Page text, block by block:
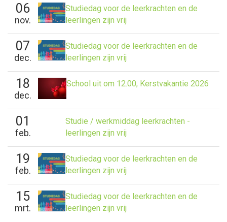
06
nov.
Studiedag voor de leerkrachten en de
leerlingen zijn vrij
07
dec.
Studiedag voor de leerkrachten en de
leerlingen zijn vrij
18
dec.
School uit om 12.00, Kerstvakantie 2026
01
feb.
Studie / werkmiddag leerkrachten -
leerlingen zijn vrij
19
feb.
Studiedag voor de leerkrachten en de
leerlingen zijn vrij
15
mrt.
Studiedag voor de leerkrachten en de
leerlingen zijn vrij